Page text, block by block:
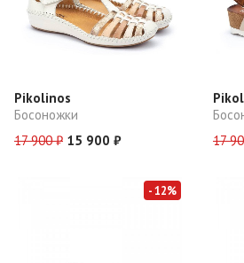
Pikolinos
Босоножки
17 900 ₽ 15 900 ₽
17
- 12%